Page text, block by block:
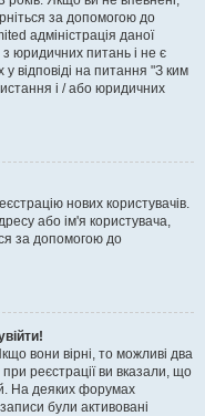
за допомогою до
адміністрація даної
юридичних питань і не є
відповіді на питання "З ким
і / або юридичних
нових користувачів.
або ім'я користувача,
за допомогою до
вони вірні, то можливі два
реєстрації ви вказали, що
На деяких форумах
були активовані